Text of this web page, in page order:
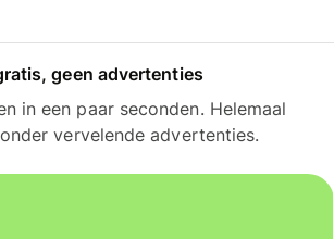
geen advertenties
in een paar seconden. Helemaal
vervelende advertenties.